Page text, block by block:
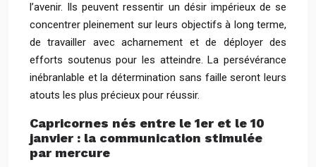
l’avenir. Ils peuvent ressentir un désir impérieux de se
concentrer pleinement sur leurs objectifs à long terme,
de travailler avec acharnement et de déployer des
efforts soutenus pour les atteindre. La persévérance
inébranlable et la détermination sans faille seront leurs
atouts les plus précieux pour réussir.
Capricornes nés entre le 1er et le 10
janvier : la communication stimulée
par mercure